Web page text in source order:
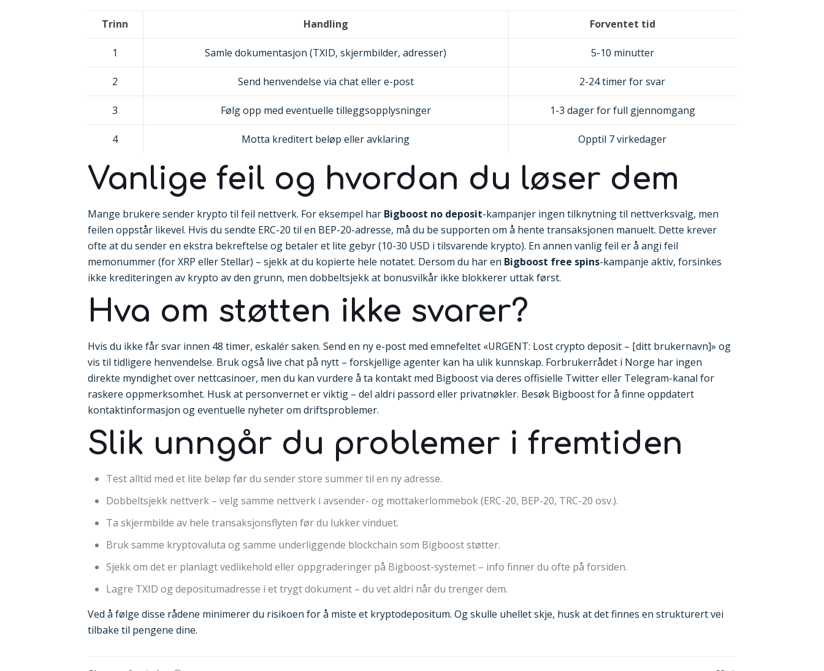
Trinn Handling Forventet tid
1 Samle dokumentasjon (TXID, skjermbilder, adresser) 5-10 minutter
2 Send henvendelse via chat eller e-post 2-24 timer for svar
3 Følg opp med eventuelle tilleggsopplysninger 1-3 dager for full gjennomgang
4 Motta kreditert beløp eller avklaring Opptil 7 virkedager
Vanlige feil og hvordan du løser dem
Mange brukere sender krypto til feil nettverk. For eksempel har Bigboost no deposit-kampanjer ingen tilknytning til nettverksvalg, men
feilen oppstår likevel. Hvis du sendte ERC-20 til en BEP-20-adresse, må du be supporten om å hente transaksjonen manuelt. Dette krever
ofte at du sender en ekstra bekreftelse og betaler et lite gebyr (10-30 USD i tilsvarende krypto). En annen vanlig feil er å angi feil
memonummer (for XRP eller Stellar) – sjekk at du kopierte hele notatet. Dersom du har en Bigboost free spins-kampanje aktiv, forsinkes
ikke krediteringen av krypto av den grunn, men dobbeltsjekk at bonusvilkår ikke blokkerer uttak først.
Hva om støtten ikke svarer?
Hvis du ikke får svar innen 48 timer, eskalér saken. Send en ny e-post med emnefeltet «URGENT: Lost crypto deposit – [ditt brukernavn]» og
vis til tidligere henvendelse. Bruk også live chat på nytt – forskjellige agenter kan ha ulik kunnskap. Forbrukerrådet i Norge har ingen
direkte myndighet over nettcasinoer, men du kan vurdere å ta kontakt med Bigboost via deres offisielle Twitter eller Telegram-kanal for
raskere oppmerksomhet. Husk at personvernet er viktig – del aldri passord eller privatnøkler. Besøk Bigboostfor å finne oppdatert
kontaktinformasjon og eventuelle nyheter om driftsproblemer.
Slik unngår du problemer i fremtiden
Test alltid med et lite beløp før du sender store summer til en ny adresse.
Dobbeltsjekk nettverk – velg samme nettverk i avsender- og mottakerlommebok (ERC-20, BEP-20, TRC-20 osv.).
Ta skjermbilde av hele transaksjonsflyten før du lukker vinduet.
Bruk samme kryptovaluta og samme underliggende blockchain som Bigboost støtter.
Sjekk om det er planlagt vedlikehold eller oppgraderinger på Bigboost-systemet – info finner du ofte på forsiden.
Lagre TXID og depositumadresse i et trygt dokument – du vet aldri når du trenger dem.
Ved å følge disse rådene minimerer du risikoen for å miste et kryptodepositum. Og skulle uhellet skje, husk at det finnes en strukturert vei
tilbake til pengene dine.